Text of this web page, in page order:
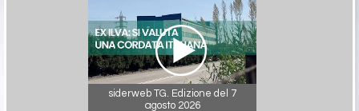
siderweb TG. Edizione del 7
agosto 2026